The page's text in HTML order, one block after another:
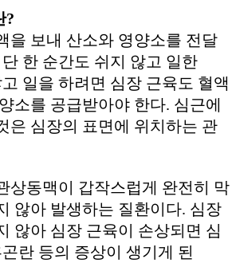
?
을 보내 산소와 영양소를 전달
한 순간도 쉬지 않고 일한
일을 하려면 심장 근육도 혈액
소를 공급받아야 한다. 심근에
은 심장의 표면에 위치하는 관
상동맥이 갑작스럽게 완전히 막
않아 발생하는 질환이다. 심장
않아 심장 근육이 손상되면 심
란 등의 증상이 생기게 된